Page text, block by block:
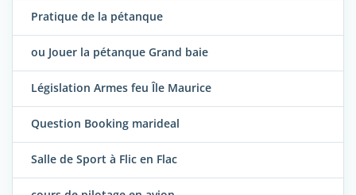
Pratique de la pétanque
ou Jouer la pétanque Grand baie
Législation Armes feu Île Maurice
Question Booking marideal
Salle de Sport à Flic en Flac